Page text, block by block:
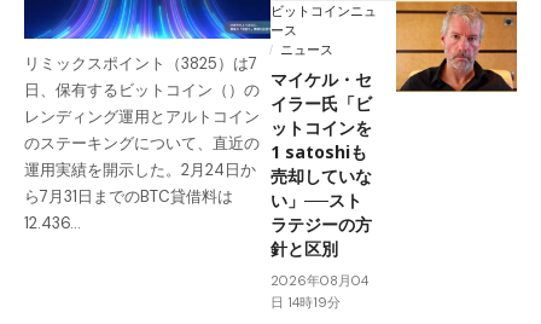
リミックスポイント（3825）は7
日、保有するビットコイン（）の
レンディング運用とアルトコイン
のステーキングについて、直近の
運用実績を開示した。2月24日か
ら7月31日までのBTC貸借料は
12.436…
ビットコインニュ
ース
ニュース
マイケル・セ
イラー氏「ビ
ットコインを
1 satoshiも
売却していな
い」──スト
ラテジーの方
針と区別
2026年08月04
日 14時19分